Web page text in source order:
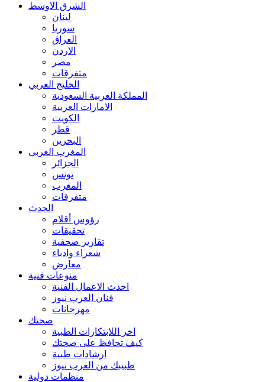
الشرق الاوسط
لبنان
سوريا
العراق
الاردن
مصر
متفرقات
الخليج العربي
المملكة العربية السعودية
الامارات العربية
الكويت
قطر
البحرين
المغرب العربي
الجزائر
تونس
المغرب
متفرقات
الحدث
رؤوس أقلام
تحقيقات
تقارير صحفية
شعراء وادباء
معارض
منوعات فنية
احدث الاعمال الفنية
فنان العرب نيوز
مهرجانات
صحتك
اخر اللابتكارات الطبية
كيف تحافظ على صحتك
ارشادات طبية
طبيبك من العرب نيوز
منظمات دولية